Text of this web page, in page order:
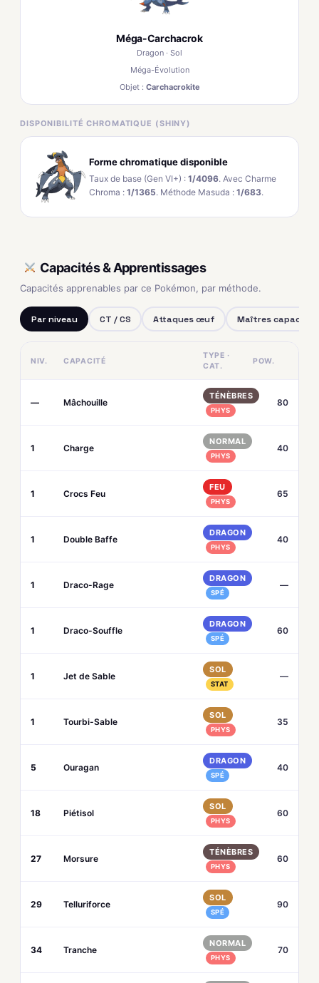
Méga-Carchacrok
Dragon · Sol
Méga-Évolution
Objet : Carchacrokite
DISPONIBILITÉ CHROMATIQUE (SHINY)
Forme chromatique disponible
Taux de base (Gen VI+) : 1/4096. Avec Charme
Chroma : 1/1365. Méthode Masuda : 1/683.
Capacités & Apprentissages
Capacités apprenables par ce Pokémon, par méthode.
Par niveau CT / CS Attaques œuf Maîtres capacités
NIV. CAPACITÉ
TYPE ·
CAT.
POW.
— Mâchouille
TÉNÈBRES
PHYS
80
1 Charge
NORMAL
PHYS
40
1 Crocs Feu
FEU
PHYS
65
1 Double Baffe
DRAGON
PHYS
40
1 Draco-Rage
DRAGON
SPÉ
—
1 Draco-Souffle
DRAGON
SPÉ
60
1 Jet de Sable
SOL
STAT
—
1 Tourbi-Sable
SOL
PHYS
35
5 Ouragan
DRAGON
SPÉ
40
18 Piétisol
SOL
PHYS
60
27 Morsure
TÉNÈBRES
PHYS
60
29 Telluriforce
SOL
SPÉ
90
34 Tranche
NORMAL
PHYS
70